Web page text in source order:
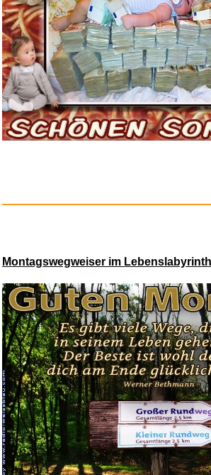
exclipse
JLPT KOSHIKI
N5...
Montagswegweiser im Lebenslabyrinth